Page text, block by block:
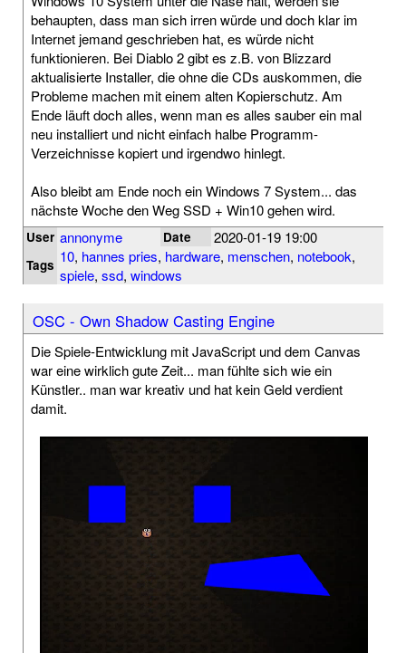
behaupten, dass man sich irren würde und doch klar im
Internet jemand geschrieben hat, es würde nicht
funktionieren. Bei Diablo 2 gibt es z.B. von Blizzard
aktualisierte Installer, die ohne die CDs auskommen, die
Probleme machen mit einem alten Kopierschutz. Am
Ende läuft doch alles, wenn man es alles sauber ein mal
neu installiert und nicht einfach halbe Programm-
Verzeichnisse kopiert und irgendwo hinlegt.
Also bleibt am Ende noch ein Windows 7 System... das
nächste Woche den Weg SSD + Win10 gehen wird.
User annonyme Date 2020-01-19 19:00
Tags 10, hannes pries, hardware, menschen, notebook,
spiele, ssd, windows
OSC - Own Shadow Casting Engine
Die Spiele-Entwicklung mit JavaScript und dem Canvas
war eine wirklich gute Zeit... man fühlte sich wie ein
Künstler.. man war kreativ und hat kein Geld verdient
damit.